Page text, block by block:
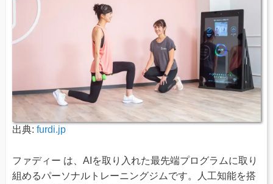
出典: furdi.jp
ファディー は、AIを取り入れた最先端プログラムに取り
組めるパーソナルトレーニングジムです。人工知能を搭